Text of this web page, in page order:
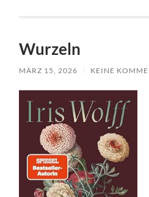
Wurzeln
MÄRZ 15, 2026 / KEINE